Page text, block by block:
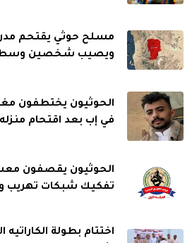
مسلح حوثي يقتحم
ويصيب شخصين وسط
الحوثيون يختطفون
في إب بعد اقتحام منزله
الحوثيون يقصفون
تفكيك شبكات تهريب
اختتام بطولة